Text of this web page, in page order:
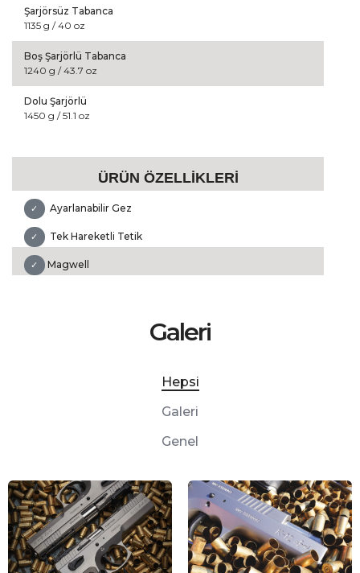
Şarjörsüz Tabanca
1135 g / 40 oz
Boş Şarjörlü Tabanca
1240 g / 43.7 oz
Dolu Şarjörlü
1450 g / 51.1 oz
ÜRÜN ÖZELLİKLERİ
✓ Ayarlanabilir Gez
✓ Tek Hareketli Tetik
✓ Magwell
Galeri
Hepsi
Galeri
Genel